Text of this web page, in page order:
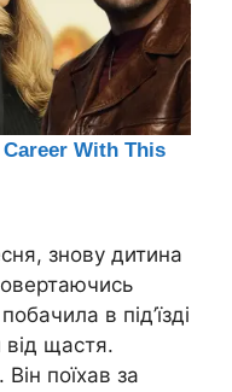
знову дитина
в під’їзді
від щастя.
поїхав за